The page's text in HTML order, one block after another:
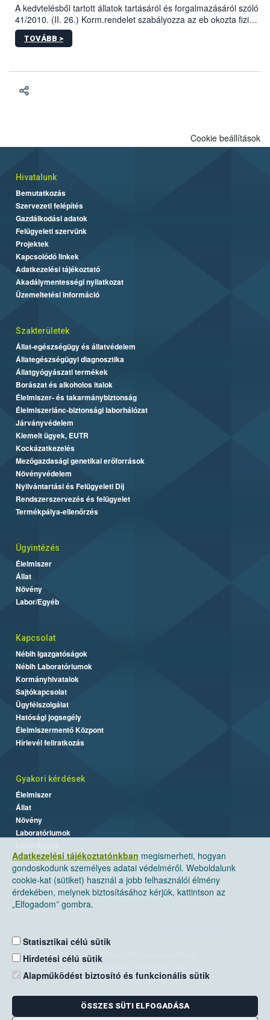
A kedvtelésből tartott állatok tartásáról és forgalmazásáról szóló
41/2010. (II. 26.) Korm.rendelet szabályozza az eb okozta fizikai
sérülés, illetve ennek veszélye keletkezésekor felmerülő
hatósági feladatokat, valamint a veszélyes eb tartását és annak
TOVÁBB >
Adatkezelési tájékoztatónkban megismerheti, hogyan
gondoskodunk személyes adatai védelméről. Weboldalunk
cookie-kat (sütiket) használ a jobb felhasználói élmény
érdekében, melynek biztosításához kérjük, kattintson az
„Elfogadom” gombra.
Statisztikai célú sütik
Hirdetési célú sütik
Alapműködést biztosító és funkcionális sütik
ÖSSZES SÜTI ELFOGADÁSA
Cookie beállítások
Hivatalunk
Bemutatkozás
Szervezeti felépítés
Gazdálkodási adatok
Felügyeleti szervünk
Projektek
Kapcsolódó linkek
Adatkezelési tájékoztató
Akadálymentességi nyilatkozat
Üzemeltetési információ
Szakterületek
Állat-egészségügy és állatvédelem
Állategészségügyi diagnosztika
Állatgyógyászati termékek
Borászat és alkoholos italok
Élelmiszer- és takarmánybiztonság
Élelmiszerlánc-biztonsági laborhálózat
Járványvédelem
Kiemelt ügyek, EUTR
Kockázatkezelés
Mezőgazdasági genetikai erőforrások
Növényvédelem
Nyilvántartási és Felügyeleti Díj
Rendszerszervezés és felügyelet
Termékpálya-ellenőrzés
Ügyintézés
Élelmiszer
Állat
Növény
Labor/Egyéb
Kapcsolat
Nébih Igazgatóságok
Nébih Laboratóriumok
Kormányhivatalok
Sajtókapcsolat
Ügyfélszolgálat
Hatósági jogsegély
Élelmiszermentő Központ
Hírlevél feliratkozás
Gyakori kérdések
Élelmiszer
Állat
Növény
Laboratóriumok
Nemzeti Élelmiszerlánc-biztonsági Hivatal
Levelezési cím: 1525 Budapest. Pf. 30.
E-mail:ugyfelszolgalat@nebih.gov.hu